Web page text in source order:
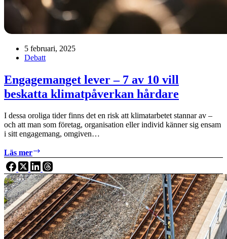
5 februari, 2025
Debatt
Engagemanget lever – 7 av 10 vill
beskatta klimatpåverkan hårdare
I dessa oroliga tider finns det en risk att klimatarbetet stannar av –
och att man som företag, organisation eller individ känner sig ensam
i sitt engagemang, omgiven…
Läs mer
lever
–
7
av
10
vill
beskatta
klimatpåverkan
hårdare